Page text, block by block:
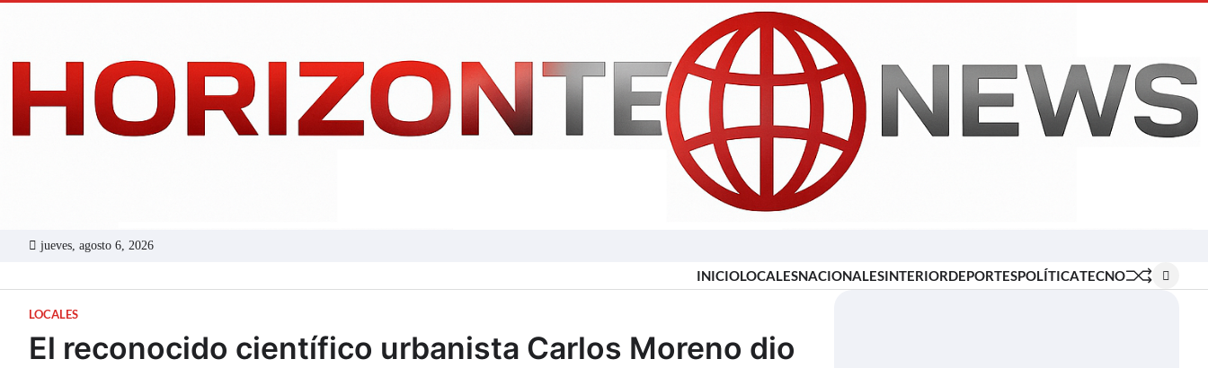
jueves, agosto 6, 2026
INICIOLOCALESNACIONALESINTERIORDEPORTESPOLÍTICATECNO
LOCALES
El reconocido científico urbanista Carlos Moreno dio